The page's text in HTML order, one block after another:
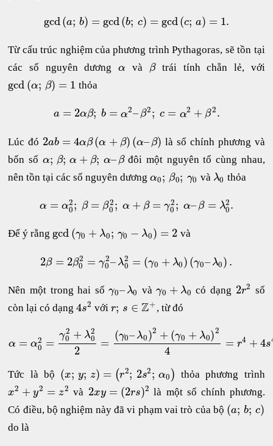
gcd(a; b) = gcd(b; c) = gcd(c; a) = 1.
Từ cấu trúc nghiệm của phương trình Pythagoras, sẽ tồn tại
các số nguyên dươngα và βtrái tính chẵn lẻ, với
gcd (α; β) = 1 thỏa
a = 2αβ; b = α2– β2; c = α2 + β2.
Lúc đó 2ab = 4αβ (α + β) (α– β) là số chính phương và
bốn số α; β; α + β; α– βđôi một nguyên tố cùng nhau,
nên tồn tại các số nguyên dươngα0; β0; γ0 và λ0 thỏa
α = α2
0; β = β2
0 ; α + β = γ2
0 ; α– β = λ2
0.
Để ý rằng gcd (γ0 + λ0 ; γ0 − λ0) = 2 và
2β = 2β2
0 = γ2
0 – λ2
0 = (γ0 + λ0) (γ0– λ0) .
Nên một trong hai sốγ0– λ0 vàγ0 + λ0 có dạng 2r2 số
còn lại có dạng4s2 với r; s ∈ Z+ , từ đó
α = α2
0 =
γ2
0 + λ2
0
2
=
(γ0– λ0)2 + (γ0 + λ0)2
4
= r4 + 4s
Tức là bộ (x; y; z) = (r2; 2s2; α0 ) thỏa phương trình
x2 + y2 = z2 và 2xy = (2rs)2 là một số chính phương.
Có điều, bộ nghiệm này đã vi phạm vai trò của bộ (a; b; c)
do là